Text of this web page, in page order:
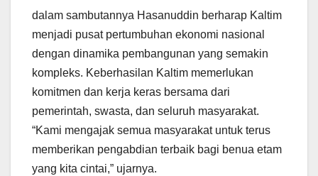
dalam sambutannya Hasanuddin berharap Kaltim
menjadi pusat pertumbuhan ekonomi nasional
dengan dinamika pembangunan yang semakin
kompleks. Keberhasilan Kaltim memerlukan
komitmen dan kerja keras bersama dari
pemerintah, swasta, dan seluruh masyarakat.
“Kami mengajak semua masyarakat untuk terus
memberikan pengabdian terbaik bagi benua etam
yang kita cintai,” ujarnya.